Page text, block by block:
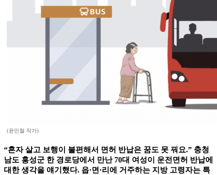
(윤민철 작가)
“혼자 살고 보행이 불편해서 면허 반납은 꿈도 못 꿔요.” 충청
남도 홍성군 한 경로당에서 만난 70대 여성이 운전면허 반납에
대한 생각을 얘기했다. 읍·면·리에 거주하는 지방 고령자는 특